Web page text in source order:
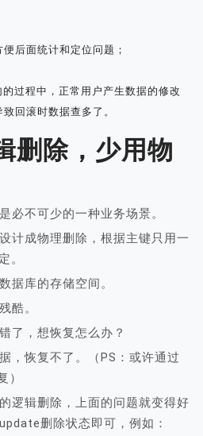
后面统计和定位问题；
过程中，正常用户产生数据的修改
回滚时数据查多了。
删除，少用物
必不可少的一种业务场景。
计成物理删除，根据主键只用一
。
据库的存储空间。
酷。
了，想恢复怎么办？
，恢复不了。（PS：或许通过
）
逻辑删除，上面的问题就变得好
删除状态即可，例如：